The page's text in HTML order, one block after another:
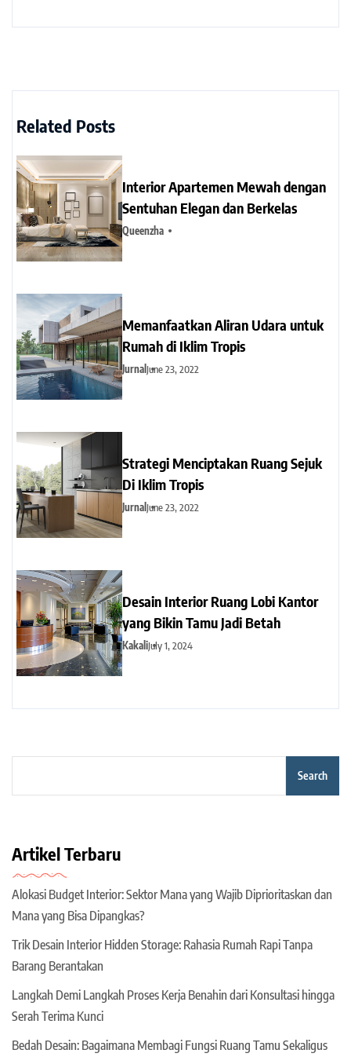
Related Posts
Interior Apartemen Mewah dengan
Sentuhan Elegan dan Berkelas
Queenzha
Memanfaatkan Aliran Udara untuk
Rumah di Iklim Tropis
Jurnal June 23, 2022
Strategi Menciptakan Ruang Sejuk
Di Iklim Tropis
Jurnal June 23, 2022
Desain Interior Ruang Lobi Kantor
yang Bikin Tamu Jadi Betah
KakaliJuly 1, 2024
Search
Artikel Terbaru
Alokasi Budget Interior: Sektor Mana yang Wajib Diprioritaskan dan
Mana yang Bisa Dipangkas?
Trik Desain Interior Hidden Storage: Rahasia Rumah Rapi Tanpa
Barang Berantakan
Langkah Demi Langkah Proses Kerja Benahin dari Konsultasi hingga
Serah Terima Kunci
Bedah Desain: Bagaimana Membagi Fungsi Ruang Tamu Sekaligus